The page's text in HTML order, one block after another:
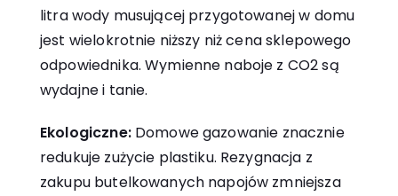
litra wody musującej przygotowanej w domu
jest wielokrotnie niższy niż cena sklepowego
odpowiednika. Wymienne naboje z CO2 są
wydajne i tanie.
Ekologiczne:Domowe gazowanie znacznie
redukuje zużycie plastiku. Rezygnacja z
zakupu butelkowanych napojów zmniejsza